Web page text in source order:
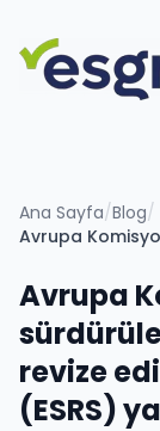
Ana Sayfa/Blog/
Avrupa
revize
(ESRS)